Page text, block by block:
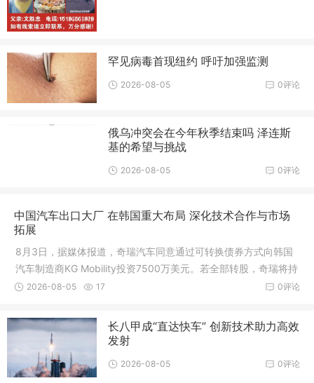
罕见病毒首现纽约 呼吁加强监测
0评论
2026-08-05
俄乌冲突会在今年秋季结束吗 泽连斯
基的希望与挑战
0评论
2026-08-05
中国汽车出口大厂 在韩国重大布局 深化技术合作与市场
拓展
8月3日，据媒体报道，奇瑞汽车同意通过可转换债券方式向韩国
汽车制造商KG Mobility投资7500万美元。若全部转股，奇瑞将持
有该公司约10%的股权
0评论
2026-08-05 17
长八甲成“直达快车” 创新技术助力高效
发射
0评论
2026-08-05